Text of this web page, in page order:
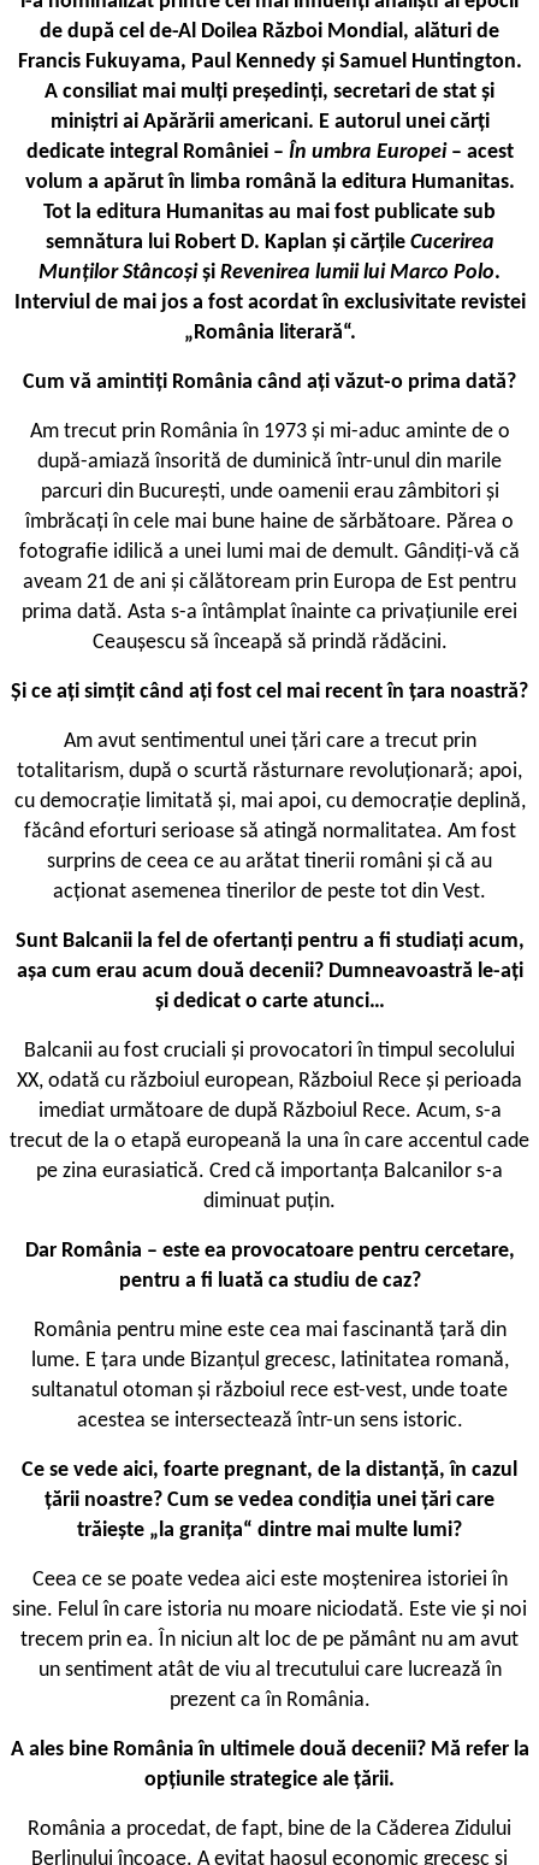
de după cel de-Al Doilea Război Mondial, alături de
Francis Fukuyama, Paul Kennedy şi Samuel Huntington.
A consiliat mai mulți președinți, secretari de stat și
miniștri ai Apărării americani. E autorul unei cărți
dedicate integral României – În umbra Europei– acest
volum a apărut în limba română la editura Humanitas.
Tot la editura Humanitas au mai fost publicate sub
semnătura lui Robert D. Kaplan și cărțile Cucerirea
Munților Stâncoși și Revenirea lumii lui Marco Polo.
Interviul de mai jos a fost acordat în exclusivitate revistei
„România literară“.
Cum vă amintiți România când ați văzut-o prima dată?
Am trecut prin România în 1973 și mi-aduc aminte de o
după-amiază însorită de duminică într-unul din marile
parcuri din București, unde oamenii erau zâmbitori și
îmbrăcați în cele mai bune haine de sărbătoare. Părea o
fotografie idilică a unei lumi mai de demult. Gândiți-vă că
aveam 21 de ani și călătoream prin Europa de Est pentru
prima dată. Asta s-a întâmplat înainte ca privațiunile erei
Ceaușescu să înceapă să prindă rădăcini.
Și ce ați simțit când ați fost cel mai recent în țara noastră?
Am avut sentimentul unei țări care a trecut prin
totalitarism, după o scurtă răsturnare revoluționară; apoi,
cu democrație limitată și, mai apoi, cu democrație deplină,
făcând eforturi serioase să atingă normalitatea. Am fost
surprins de ceea ce au arătat tinerii români și că au
acționat asemenea tinerilor de peste tot din Vest.
Sunt Balcanii la fel de ofertanți pentru a fi studiați acum,
așa cum erau acum două decenii? Dumneavoastră le-ați
și dedicat o carte atunci…
Balcanii au fost cruciali și provocatori în timpul secolului
XX, odată cu războiul european, Războiul Rece și perioada
imediat următoare de după Războiul Rece. Acum, s-a
trecut de la o etapă europeană la una în care accentul cade
pe zina eurasiatică. Cred că importanța Balcanilor s-a
diminuat puțin.
Dar România – este ea provocatoare pentru cercetare,
pentru a fi luată ca studiu de caz?
România pentru mine este cea mai fascinantă țară din
lume. E țara unde Bizanțul grecesc, latinitatea romană,
sultanatul otoman și războiul rece est-vest, unde toate
acestea se intersectează într-un sens istoric.
Ce se vede aici, foarte pregnant, de la distanță, în cazul
țării noastre? Cum se vedea condiția unei țări care
trăiește „la granița“ dintre mai multe lumi?
Ceea ce se poate vedea aici este moștenirea istoriei în
sine. Felul în care istoria nu moare niciodată. Este vie și noi
trecem prin ea. În niciun alt loc de pe pământ nu am avut
un sentiment atât de viu al trecutului care lucrează în
prezent ca în România.
A ales bine România în ultimele două decenii? Mă refer la
opțiunile strategice ale țării.
România a procedat, de fapt, bine de la Căderea Zidului
Berlinului încoace. A evitat haosul economic grecesc și